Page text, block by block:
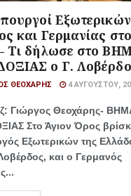
Εξωτερικών
και Γερμανίας
Τι δήλωσε στο
ο Γ.
ΘΕΟΧΆΡΗΣ 4 ΑΥΓΟΎΣΤΟΥ,
Γιώργος Θεοχάρης-
Στο Άγιον Όρος
Εξωτερικών της
και ο Γερμανός